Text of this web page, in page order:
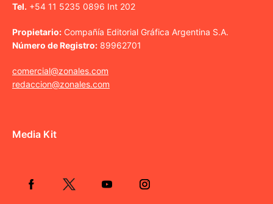
Tel. +54 11 5235 0896 Int 202
Propietario: Compañía Editorial Gráfica Argentina S.A.
Número de Registro: 89962701
comercial@zonales.com
redaccion@zonales.com
Media Kit